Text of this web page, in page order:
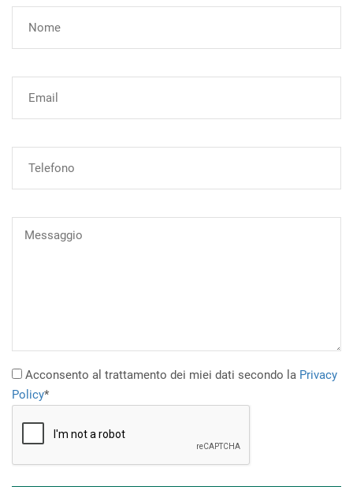
Acconsento al trattamento dei miei dati secondo la Privacy
Policy*